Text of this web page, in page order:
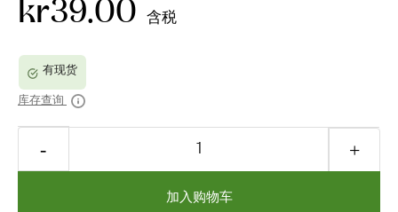
kr39.00 含税
库存查询
加入购物车